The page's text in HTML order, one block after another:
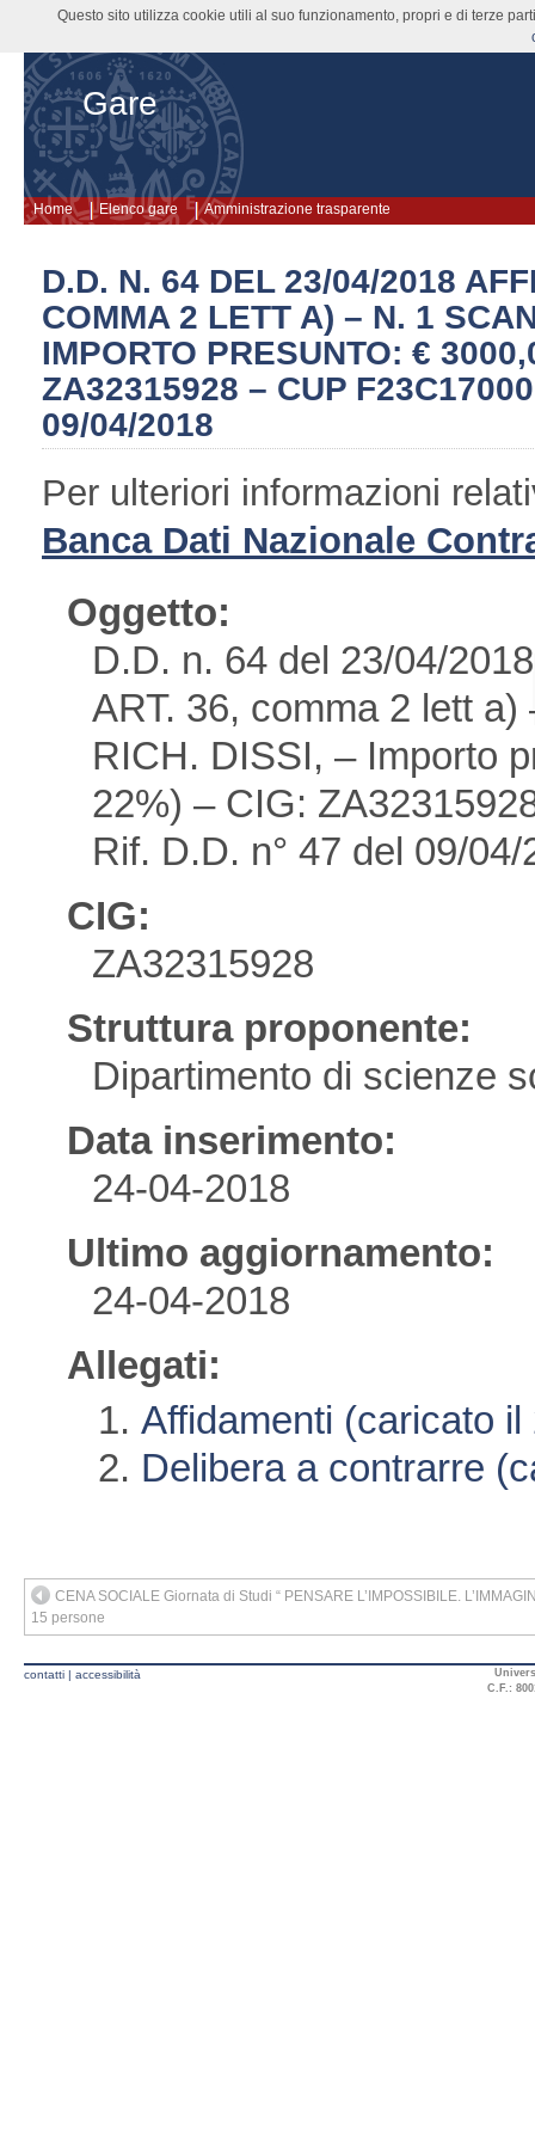
Gare
Home Elenco gare Amministrazione trasparente
D.D. N. 64 DEL 23/04/2018
COMMA 2 LETT A) – N. 1
IMPORTO PRESUNTO: €
ZA32315928 – CUP
09/04/2018
Per ulteriori informazioni
Banca Dati Nazionale
Oggetto:
D.D. n. 64 del 23/04/
ART. 36, comma 2 lett
RICH. DISSI, – Importo
22%) – CIG:
Rif. D.D. n° 47 del 09/04/
CIG:
ZA32315928
Struttura proponente:
Dipartimento di scienze
Data inserimento:
24-04-2018
Ultimo aggiornamento:
24-04-2018
Allegati:
Affidamenti (caricato
Delibera a contrarre
CENA SOCIALE Giornata di Studi “ PENSARE L’IMPOSSIBILE.
15 persone
contatti | accessibilità
C.F.:
Questo sito utilizza cookie utili al suo funzionamento, propri e di terze